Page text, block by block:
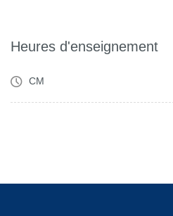
Heures d'enseignement
CM